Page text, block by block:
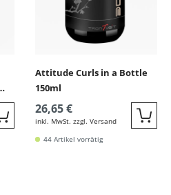
Quickbuy
Attitude Curls in a Bottle
150ml
26,65 €
inkl. MwSt. zzgl. Versand
44 Artikel vorrätig